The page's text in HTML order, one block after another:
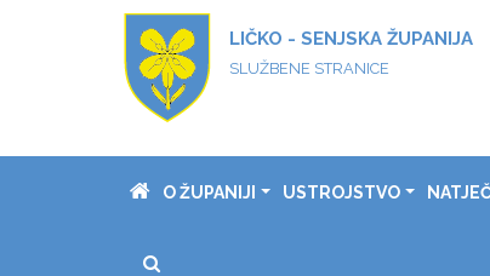
LIČKO - SENJSKA ŽUPANIJA
SLUŽBENE STRANICE
O ŽUPANIJI USTROJSTVO